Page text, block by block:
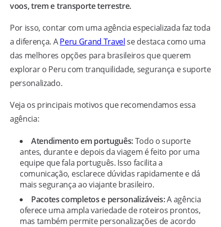
voos, trem e transporte terrestre.
Por isso, contar com uma agência especializada faz toda
a diferença. APeru Grand Travelse destaca como uma
das melhores opções para brasileiros que querem
explorar o Peru com tranquilidade, segurança e suporte
personalizado.
Veja os principais motivos que recomendamos essa
agência:
Atendimento em português:Todo o suporte
antes, durante e depois da viagem é feito por uma
equipe que fala português. Isso facilita a
comunicação, esclarece dúvidas rapidamente e dá
mais segurança ao viajante brasileiro.
Pacotes completos e personalizáveis:A agência
oferece uma ampla variedade de roteiros prontos,
mas também permite personalizações de acordo